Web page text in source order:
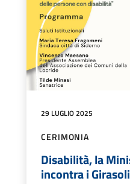
29 LUGLIO 2025
CERIMONIA
Disabilità, la
incontra i